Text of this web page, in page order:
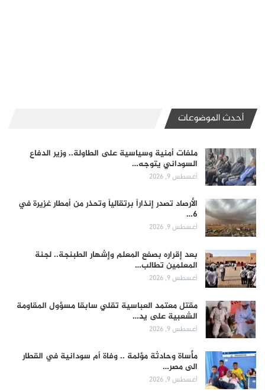
أحدث الموضوعات
ملفات أمنية وسياسية على الطاولة.. وزير الدفاع
السوداني يتوجه…
أغسطس 9, 2026
الأرصاد تصدر إنذاراً برتقالياً وتحذر من أمطار غزيرة في
6…
أغسطس 9, 2026
بعد إقراره بصفع المعلم وإشهار الطبنجة.. لجنة
المعلمين تطالب…
أغسطس 9, 2026
مقتل معتمد العباسية تقلي سابقا مسؤول المقاومة
الشعبية على يد…
أغسطس 9, 2026
مأساة وحادثة مؤلمة .. وفاة أم سودانية في القطار
الى مصر…
أغسطس 9, 2026